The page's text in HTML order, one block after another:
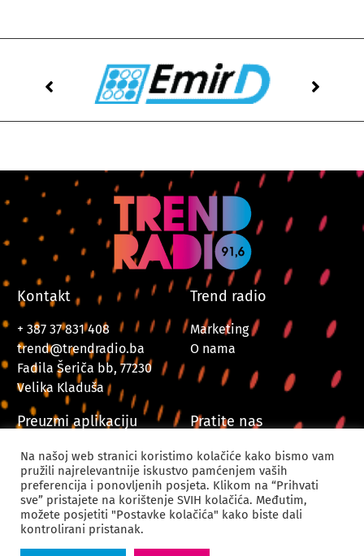
Kontakt
+ 387 37 831 408
trend@trendradio.ba
Fadila Šeriča bb, 77230
Velika Kladuša
Trend radio
Marketing
O nama
Preuzmi aplikaciju Pratite nas
© 2024. Trend Radio Velika Kladuša. Sva prava zadržana.
Na našoj web stranici koristimo kolačiće kako bismo vam
pružili najrelevantnije iskustvo pamćenjem vaših
preferencija i ponovljenih posjeta. Klikom na “Prihvati
sve” pristajete na korištenje SVIH kolačića. Međutim,
možete posjetiti "Postavke kolačića" kako biste dali
kontrolirani pristanak.